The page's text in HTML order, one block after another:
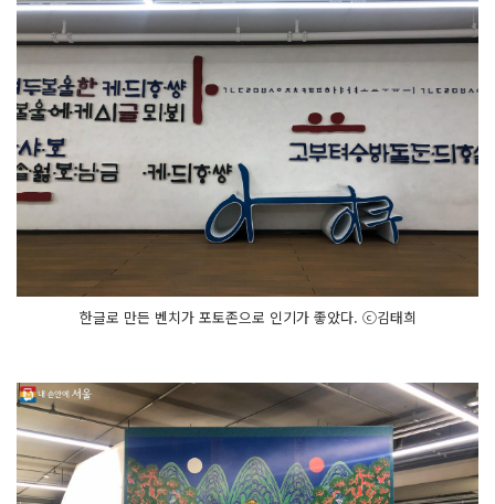
한글로 만든 벤치가 포토존으로 인기가 좋았다. ⓒ김태희